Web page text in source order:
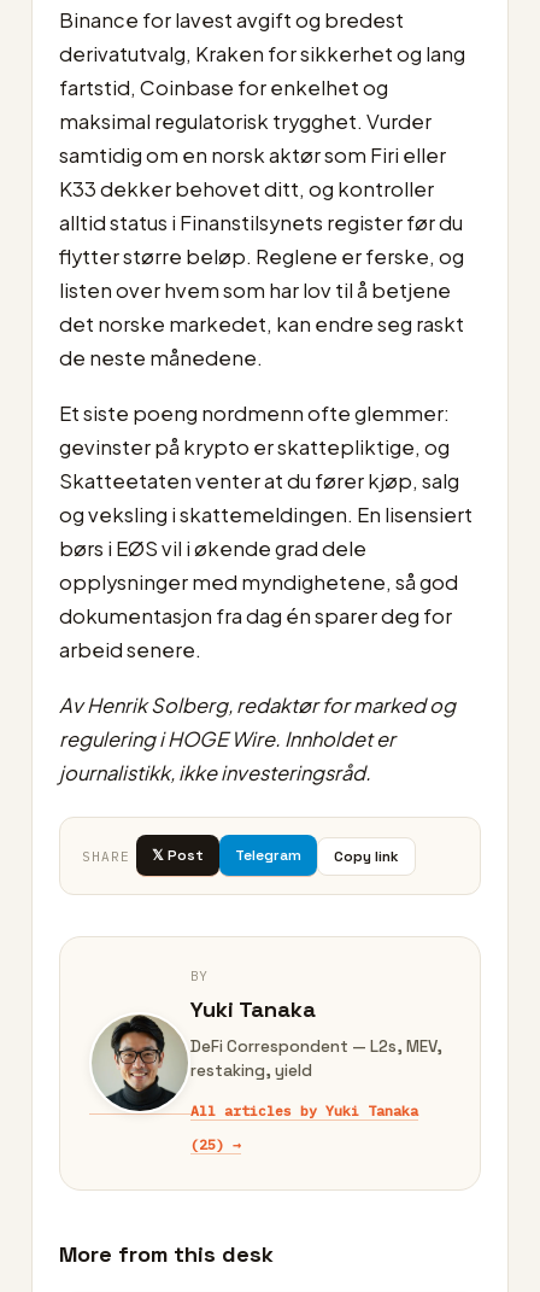
Binance for lavest avgift og bredest
derivatutvalg, Kraken for sikkerhet og lang
fartstid, Coinbase for enkelhet og
maksimal regulatorisk trygghet. Vurder
samtidig om en norsk aktør som Firi eller
K33 dekker behovet ditt, og kontroller
alltid status i Finanstilsynets register før du
flytter større beløp. Reglene er ferske, og
listen over hvem som har lov til å betjene
det norske markedet, kan endre seg raskt
de neste månedene.
Et siste poeng nordmenn ofte glemmer:
gevinster på krypto er skattepliktige, og
Skatteetaten venter at du fører kjøp, salg
og veksling i skattemeldingen. En lisensiert
børs i EØS vil i økende grad dele
opplysninger med myndighetene, så god
dokumentasjon fra dag én sparer deg for
arbeid senere.
Av Henrik Solberg, redaktør for marked og
regulering i HOGE Wire. Innholdet er
journalistikk, ikke investeringsråd.
SHARE 𝕏 Post Telegram Copy link
BY
Yuki Tanaka
DeFi Correspondent — L2s, MEV,
restaking, yield
All articles by Yuki Tanaka
(25) →
More from this desk